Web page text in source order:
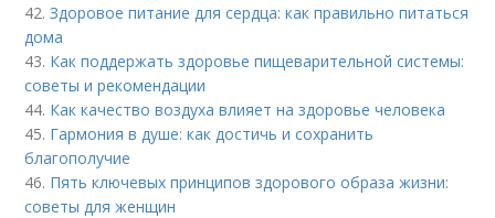
42.Здоровое питание для сердца: как правильно питаться
дома
43. Как поддержать здоровье пищеварительной системы:
советы и рекомендации
44. Как качество воздуха влияет на здоровье человека
45. Гармония в душе: как достичь и сохранить
благополучие
46. Пять ключевых принципов здорового образа жизни:
советы для женщин